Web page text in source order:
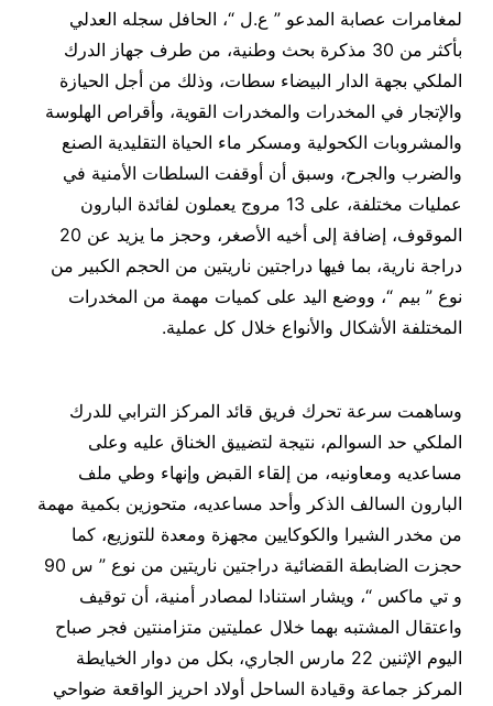
لمغامرات عصابة المدعو ” ع.ل “، الحافل سجله العدلي
بأكثر من 30 مذكرة بحث وطنية، من طرف جهاز الدرك
الملكي بجهة الدار البيضاء سطات، وذلك من أجل الحيازة
والإتجار في المخدرات والمخدرات القوية، وأقراص الهلوسة
والمشروبات الكحولية ومسكر ماء الحياة التقليدية الصنع
والضرب والجرح، وسبق أن أوقفت السلطات الأمنية في
عمليات مختلفة، على 13 مروج يعملون لفائدة البارون
الموقوف، إضافة إلى أخيه الأصغر، وحجز ما يزيد عن 20
دراجة نارية، بما فيها دراجتين ناريتين من الحجم الكبير من
نوع ” بيم “، ووضع اليد على كميات مهمة من المخدرات
المختلفة الأشكال والأنواع خلال كل عملية.
وساهمت سرعة تحرك فريق قائد المركز الترابي للدرك
الملكي حد السوالم، نتيجة لتضييق الخناق عليه وعلى
مساعديه ومعاونيه، من إلقاء القبض وإنهاء وطي ملف
البارون السالف الذكر وأحد مساعديه، متحوزين بكمية مهمة
من مخدر الشيرا والكوكايين مجهزة ومعدة للتوزيع، كما
حجزت الضابطة القضائية دراجتين ناريتين من نوع ” س 90
و تي ماكس “، ويشار استنادا لمصادر أمنية، أن توقيف
واعتقال المشتبه بهما خلال عمليتين متزامنتين فجر صباح
اليوم الإثنين 22 مارس الجاري، بكل من دوار الخيايطة
المركز جماعة وقيادة الساحل أولاد احريز الواقعة ضواحي